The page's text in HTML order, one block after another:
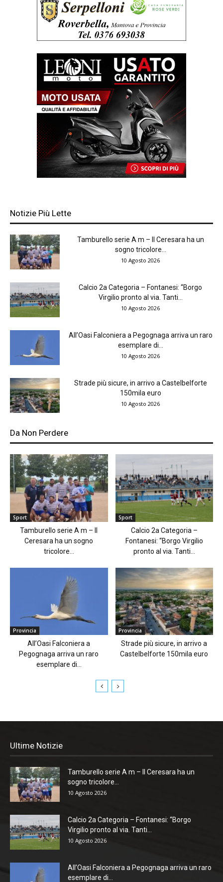
Notizie Più Lette
Tamburello serie A m – Il Ceresara ha un
sogno tricolore...
10 Agosto 2026
Calcio 2a Categoria – Fontanesi: “Borgo
Virgilio pronto al via. Tanti...
10 Agosto 2026
All’Oasi Falconiera a Pegognaga arriva un raro
esemplare di...
10 Agosto 2026
Strade più sicure, in arrivo a Castelbelforte
150mila euro
10 Agosto 2026
Da Non Perdere
Sport
Tamburello serie A m – Il
Ceresara ha un sogno
tricolore...
Sport
Calcio 2a Categoria –
Fontanesi: “Borgo Virgilio
pronto al via. Tanti...
Provincia
All’Oasi Falconiera a
Pegognaga arriva un raro
esemplare di...
Provincia
Strade più sicure, in arrivo a
Castelbelforte 150mila euro
Ultime Notizie
Tamburello serie A m – Il Ceresara ha un
sogno tricolore...
10 Agosto 2026
Calcio 2a Categoria – Fontanesi: “Borgo
Virgilio pronto al via. Tanti...
10 Agosto 2026
All’Oasi Falconiera a Pegognaga arriva un raro
esemplare di...